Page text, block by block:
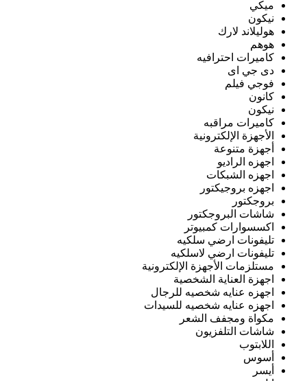
ميكي
نيكون
هوليلاند لارك
هوهم
كاميرات احترافيه
دى جي اى
فوجي فيلم
كانون
نيكون
كاميرات مراقبه
الأجهزة الإلكترونية
أجهزة متنوعة
اجهزه الراديو
اجهزه الشبكات
اجهزه بروجيكتور
بروجكتور
شاشات البروجكتور
اكسسوارات كمبيوتر
تليفونات ارضي سلكيه
تليفونات ارضي لاسلكيه
مستلزمات الأجهزة الإلكترونية
اجهزة العناية الشخصية
اجهزه عنايه شخصيه للرجال
اجهزه عنايه شخصيه للسيدات
مكواة ومجفف الشعر
شاشات التلفزيون
اللابتوب
أسوس
أيسر